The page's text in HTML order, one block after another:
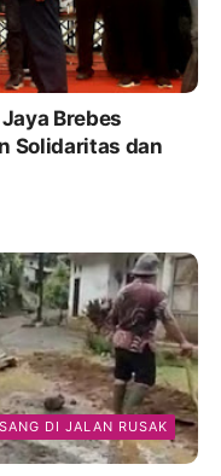
Brebes
Solidaritas dan
DI JALAN RUSAK